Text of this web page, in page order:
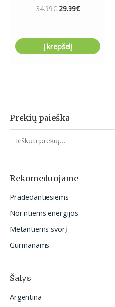
Prekių paieška
I
e
o
:
Rekomeduojame
Pradedantiesiems
Norintiems energijos
Metantiems svorį
Gurmanams
Šalys
Argentina
34.99€ 29.99€
Į krepšelį